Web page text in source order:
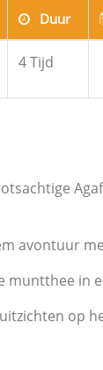
Duur
4Tijd
avontuur
muntthee in
op